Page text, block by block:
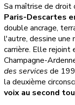
Sa maîtrise de droit
Paris-Descartes
double ancrage,
l'autre, dessine une
carrière. Elle rejoint
Champagne-
des services de
la deuxième
voix au second